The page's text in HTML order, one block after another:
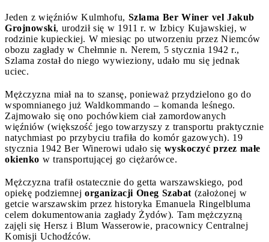
Jeden z więźniów Kulmhofu, Szlama Ber Winer vel Jakub
Grojnowski, urodził się w 1911 r. w Izbicy Kujawskiej, w
rodzinie kupieckiej. W miesiąc po utworzeniu przez Niemców
obozu zagłady w Chełmnie n. Nerem, 5 stycznia 1942 r.,
Szlama został do niego wywieziony, udało mu się jednak
uciec.
Mężczyzna miał na to szansę, ponieważ przydzielono go do
wspomnianego już Waldkommando – komanda leśnego.
Zajmowało się ono pochówkiem ciał zamordowanych
więźniów (większość jego towarzyszy z transportu praktycznie
natychmiast po przybyciu trafiła do komór gazowych). 19
stycznia 1942 Ber Winerowi udało się wyskoczyć przez małe
okienko w transportującej go ciężarówce.
Mężczyzna trafił ostatecznie do getta warszawskiego, pod
opiekę podziemnej organizacji Oneg Szabat (założonej w
getcie warszawskim przez historyka Emanuela Ringelbluma
celem dokumentowania zagłady Żydów). Tam mężczyzną
zajęli się Hersz i Blum Wasserowie, pracownicy Centralnej
Komisji Uchodźców.